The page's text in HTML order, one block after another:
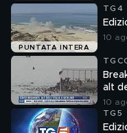
PUNTATA INTERA
TG4
10
alt
10
TG5